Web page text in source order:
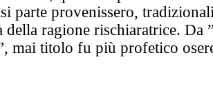
parte provenissero,
della ragione rischiaratrice. Da
mai titolo fu più profetico